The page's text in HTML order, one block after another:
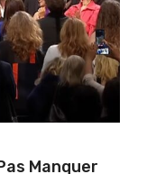
Manquer